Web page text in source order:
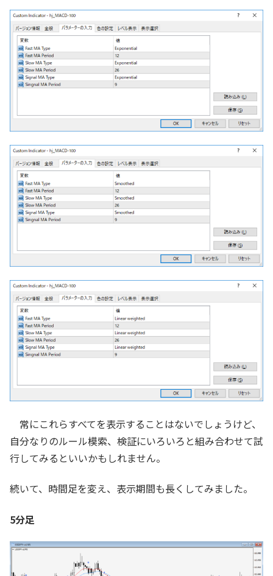
常にこれらすべてを表示することはないでしょうけど、
自分なりのルール模索、検証にいろいろと組み合わせて試
行してみるといいかもしれません。
続いて、時間足を変え、表示期間も長くしてみました。
5分足